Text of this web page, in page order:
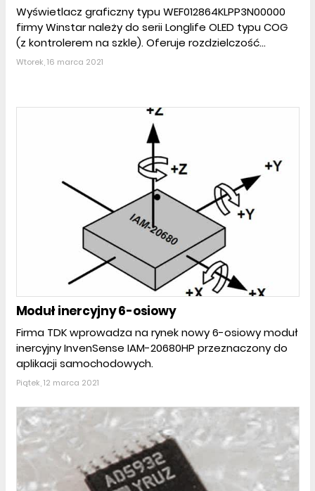
Wyświetlacz graficzny typu WEF012864KLPP3N00000
firmy Winstar należy do serii Longlife OLED typu COG
(z kontrolerem na szkle). Oferuje rozdzielczość...
Wtorek, 16 marca 2021
Moduł inercyjny 6-osiowy
Firma TDK wprowadza na rynek nowy 6-osiowy moduł
inercyjny InvenSense IAM-20680HP przeznaczony do
aplikacji samochodowych.
Piątek, 12 marca 2021